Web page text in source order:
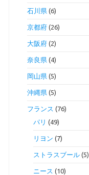
石川県(6)
京都府(26)
大阪府(2)
奈良県(4)
岡山県(5)
沖縄県(5)
フランス (76)
パリ (49)
リヨン (7)
ストラスブール(5)
ニース (10)